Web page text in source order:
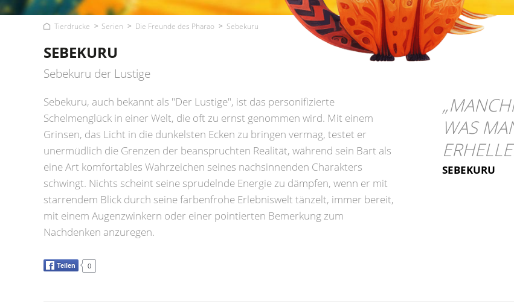
Tierdrucke Serien Die Freunde des Pharao Sebekuru
SEBEKURU
Sebekuru der Lustige
Sebekuru, auch bekannt als "Der Lustige", ist das personifizierte
Schelmenglück in einer Welt, die oft zu ernst genommen wird. Mit einem
Grinsen, das Licht in die dunkelsten Ecken zu bringen vermag, testet er
unermüdlich die Grenzen der beanspruchten Realität, während sein Bart als
eine Art komfortables Wahrzeichen seines nachsinnenden Charakters
schwingt. Nichts scheint seine sprudelnde Energie zu dämpfen, wenn er mit
starrendem Blick durch seine farbenfrohe Erlebniswelt tänzelt, immer bereit,
mit einem Augenzwinkern oder einer pointierten Bemerkung zum
Nachdenken anzuregen.
Teilen 0
„
WAS
SEBEKURU